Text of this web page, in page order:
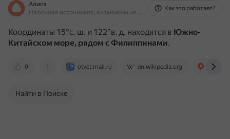
Алиса
На основе источников, возможны неточности
Как это работает?
Координаты 15°с. ш. и 122°в. д. находятся в Южно-
Китайском море, рядом с Филиппинами.
0 otvet.mail.ru en.wikipedia.org
Найти в Поиске